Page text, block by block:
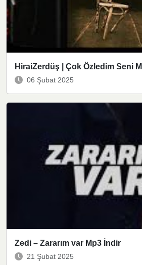
HiraiZerdüş | Çok Özledim Seni
06 Şubat 2025
Zedi – Zararım var Mp3 İndir
21 Şubat 2025